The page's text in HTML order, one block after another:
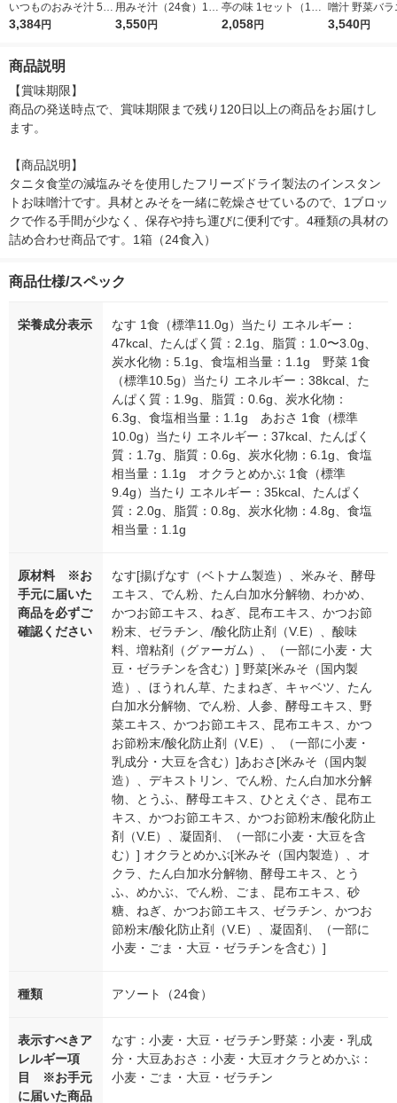
いつものおみそ汁 5種
セット10食C 3個
3,384円
用みそ汁（24食）1セ
ット（1箱×6） 永谷園
3,550円
亭の味 1セット（1袋×
3） マルコメ みそ汁
2,058円
噌汁 野菜バラ
1セット（24
3,540円
商品説明
【賞味期限】
商品の発送時点で、賞味期限まで残り120日以上の商品をお届けし
ます。
【商品説明】
タニタ食堂の減塩みそを使用したフリーズドライ製法のインスタン
トお味噌汁です。具材とみそを一緒に乾燥させているので、1ブロッ
クで作る手間が少なく、保存や持ち運びに便利です。4種類の具材の
詰め合わせ商品です。1箱（24食入）
商品仕様/スペック
栄養成分表示
なす 1食（標準11.0g）当たり エネルギー：
47kcal、たんぱく質：2.1g、脂質：1.0〜3.0g、
炭水化物：5.1g、食塩相当量：1.1g 野菜 1食
（標準10.5g）当たり エネルギー：38kcal、た
んぱく質：1.9g、脂質：0.6g、炭水化物：
6.3g、食塩相当量：1.1g あおさ 1食（標準
10.0g）当たり エネルギー：37kcal、たんぱく
質：1.7g、脂質：0.6g、炭水化物：6.1g、食塩
相当量：1.1g オクラとめかぶ 1食（標準
9.4g）当たり エネルギー：35kcal、たんぱく
質：2.0g、脂質：0.8g、炭水化物：4.8g、食塩
相当量：1.1g
原材料 ※お
手元に届いた
商品を必ずご
確認ください
なす[揚げなす（ベトナム製造）、米みそ、酵母
エキス、でん粉、たん白加水分解物、わかめ、
かつお節エキス、ねぎ、昆布エキス、かつお節
粉末、ゼラチン、/酸化防止剤（V.E）、酸味
料、増粘剤（グァーガム）、（一部に小麦・大
豆・ゼラチンを含む）] 野菜[米みそ（国内製
造）、ほうれん草、たまねぎ、キャベツ、たん
白加水分解物、でん粉、人参、酵母エキス、野
菜エキス、かつお節エキス、昆布エキス、かつ
お節粉末/酸化防止剤（V.E）、（一部に小麦・
乳成分・大豆を含む）]あおさ[米みそ（国内製
造）、デキストリン、でん粉、たん白加水分解
物、とうふ、酵母エキス、ひとえぐさ、昆布エ
キス、かつお節エキス、かつお節粉末/酸化防止
剤（V.E）、凝固剤、（一部に小麦・大豆を含
む）] オクラとめかぶ[米みそ（国内製造）、オ
クラ、たん白加水分解物、酵母エキス、とう
ふ、めかぶ、でん粉、ごま、昆布エキス、砂
糖、ねぎ、かつお節エキス、ゼラチン、かつお
節粉末/酸化防止剤（V.E）、凝固剤、（一部に
小麦・ごま・大豆・ゼラチンを含む）]
種類 アソート（24食）
表示すべきア
レルギー項
目 ※お手元
に届いた商品
なす：小麦・大豆・ゼラチン野菜：小麦・乳成
分・大豆あおさ：小麦・大豆オクラとめかぶ：
小麦・ごま・大豆・ゼラチン